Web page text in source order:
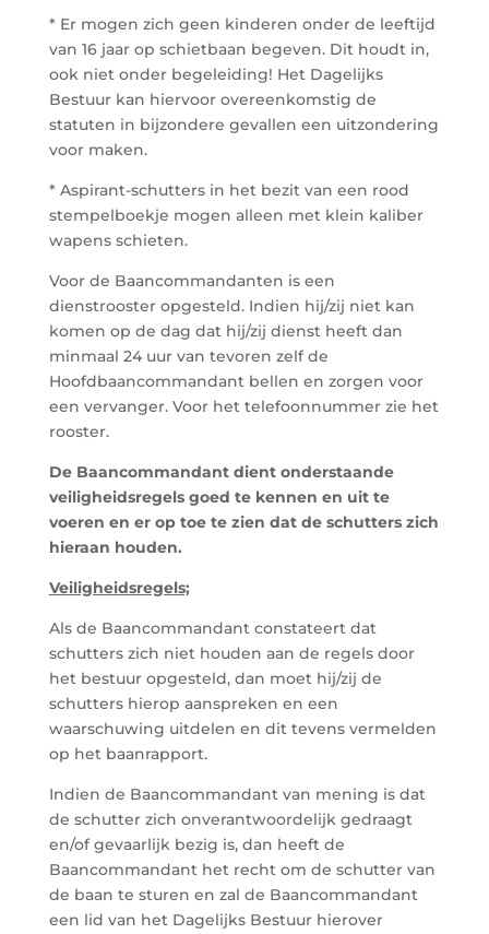
* Er mogen zich geen kinderen onder de leeftijd
van 16 jaar op schietbaan begeven. Dit houdt in,
ook niet onder begeleiding! Het Dagelijks
Bestuur kan hiervoor overeenkomstig de
statuten in bijzondere gevallen een uitzondering
voor maken.
* Aspirant-schutters in het bezit van een rood
stempelboekje mogen alleen met klein kaliber
wapens schieten.
Voor de Baancommandanten is een
dienstrooster opgesteld. Indien hij/zij niet kan
komen op de dag dat hij/zij dienst heeft dan
minmaal 24 uur van tevoren zelf de
Hoofdbaancommandant bellen en zorgen voor
een vervanger. Voor het telefoonnummer zie het
rooster.
De Baancommandant dient onderstaande
veiligheidsregels goed te kennen en uit te
voeren en er op toe te zien dat de schutters zich
hieraan houden.
Veiligheidsregels;
Als de Baancommandant constateert dat
schutters zich niet houden aan de regels door
het bestuur opgesteld, dan moet hij/zij de
schutters hierop aanspreken en een
waarschuwing uitdelen en dit tevens vermelden
op het baanrapport.
Indien de Baancommandant van mening is dat
de schutter zich onverantwoordelijk gedraagt
en/of gevaarlijk bezig is, dan heeft de
Baancommandant het recht om de schutter van
de baan te sturen en zal de Baancommandant
een lid van het Dagelijks Bestuur hierover